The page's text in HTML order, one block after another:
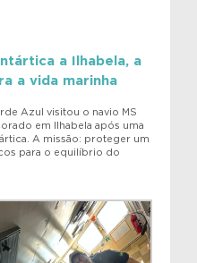
a Ilhabela, a
a vida marinha
Azul visitou o navio MS
em Ilhabela após uma
A missão: proteger um
para o equilíbrio do